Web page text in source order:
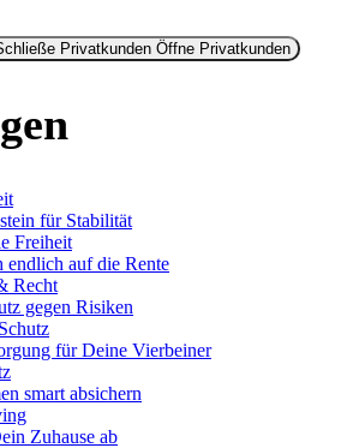
Privatkunden Öffne Privatkunden
für Stabilität
Freiheit
endlich auf die Rente
Recht
gegen Risiken
für Deine Vierbeiner
smart absichern
Zuhause ab